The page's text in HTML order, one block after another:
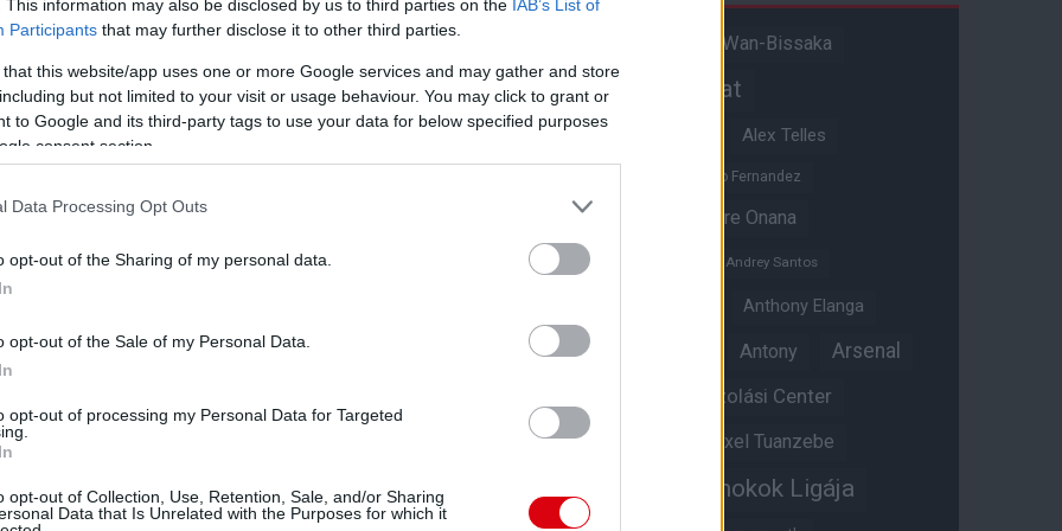
This information may also be disclosed by us to third parties on the IAB’s List of
Participants that may further disclose it to other third parties.
that this website/app uses one or more Google services and may gather and store
but not limited to your visit or usage behaviour. You may click to grant or
to Google and its third-party tags to use your data for below specified purposes
consent section.
Data Processing Opt Outs
opt-out of the Sharing of my personal data.
opt-out of the Sale of my Personal Data.
opt-out of processing my Personal Data for Targeted
opt-out of Collection, Use, Retention, Sale, and/or Sharing
Data that Is Unrelated with the Purposes for which it
öltözõben és ugyanazon a pályán lehetek velük.
a pillanatban azt kell mondjam, a világ két legjobb
ebben az élvezetes és eddig sikeres szezonban.
egyet kiemelni közülük.
járó medál?
csak nekem, hanem az összes equadorinak, aki
Személy szerint ez egy nagyon jó módja
rossz dolgokat, elsõ alkalommal emelhetném fel
valamelyikétõl választani, mi lenne az?
játszik a labdával és figyelemre méltó, hogy
át fenn tudta tartani.
on is!
Aaron Wan-Bissaka
Akadémiai csapat
Alejandro Garnacho Alex Telles
Alvaro Fernandez
Amad Diallo
Andre Onana
Andreas Pereira
Andrey Santos
Anthony Elanga
Anthony Martial Antony Arsenal
Átigazolási Center
Átigazolások Axel Tuanzebe
Bajnokok Ligája